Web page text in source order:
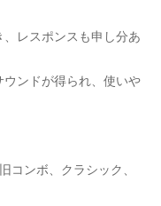
レスポンスも申し分あ
ウンドが得られ、使いや
コンボ、クラシック、